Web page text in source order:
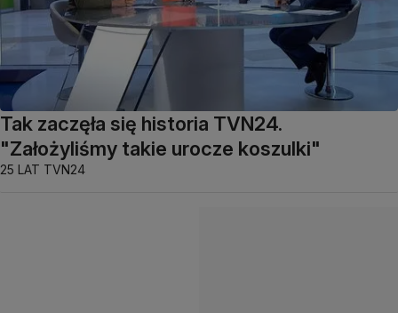
Tak zaczęła się historia TVN24.
"Założyliśmy takie urocze koszulki"
25 LAT TVN24